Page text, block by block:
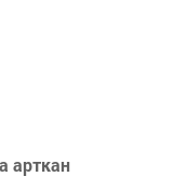
арткан